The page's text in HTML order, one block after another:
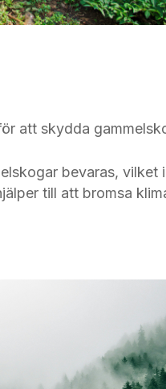
att skydda
bevaras, vilket
till att bromsa